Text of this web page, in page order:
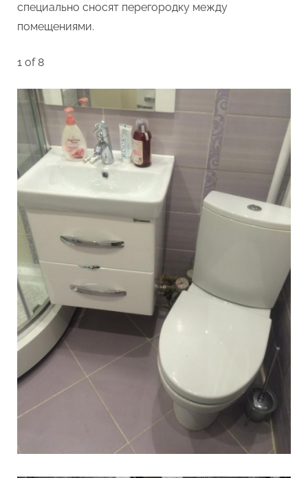
специально сносят перегородку между
помещениями.
1 of 8